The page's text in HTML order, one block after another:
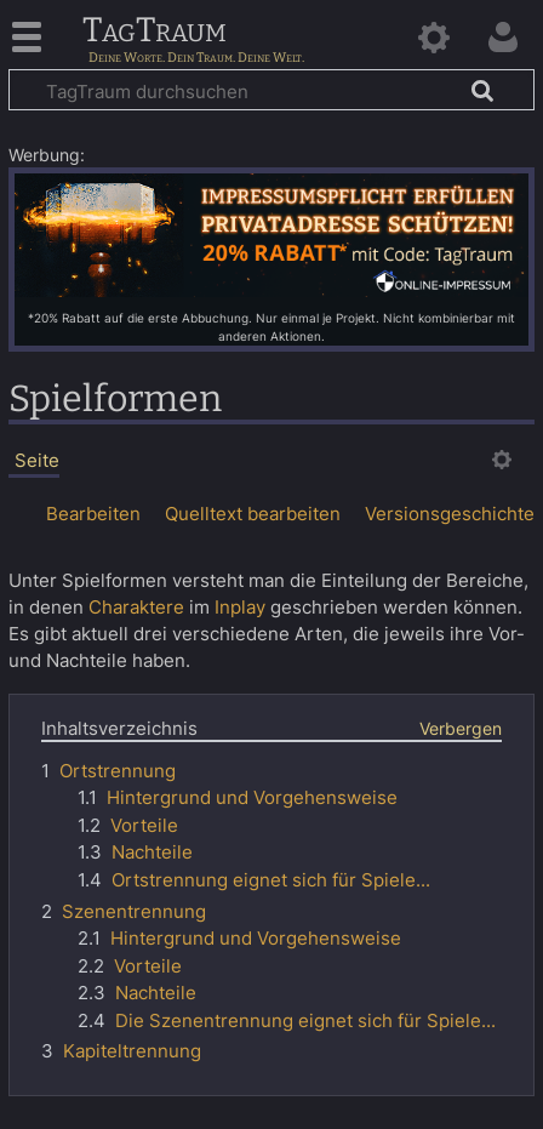
TagTraum
Werbung:
*20% Rabatt auf die erste Abbuchung. Nur einmal je Projekt. Nicht kombinierbar mit
anderen Aktionen.
Spielformen
Seite
Bearbeiten Quelltext bearbeiten Versionsgeschichte
Unter Spielformen versteht man die Einteilung der Bereiche,
in denen Charaktere im Inplaygeschrieben werden können.
Es gibt aktuell drei verschiedene Arten, die jeweils ihre Vor-
und Nachteile haben.
Inhaltsverzeichnis
1 Ortstrennung
1.1 Hintergrund und Vorgehensweise
1.2 Vorteile
1.3 Nachteile
1.4 Ortstrennung eignet sich für Spiele...
2 Szenentrennung
2.1 Hintergrund und Vorgehensweise
2.2 Vorteile
2.3 Nachteile
2.4 Die Szenentrennung eignet sich für Spiele...
3 Kapiteltrennung